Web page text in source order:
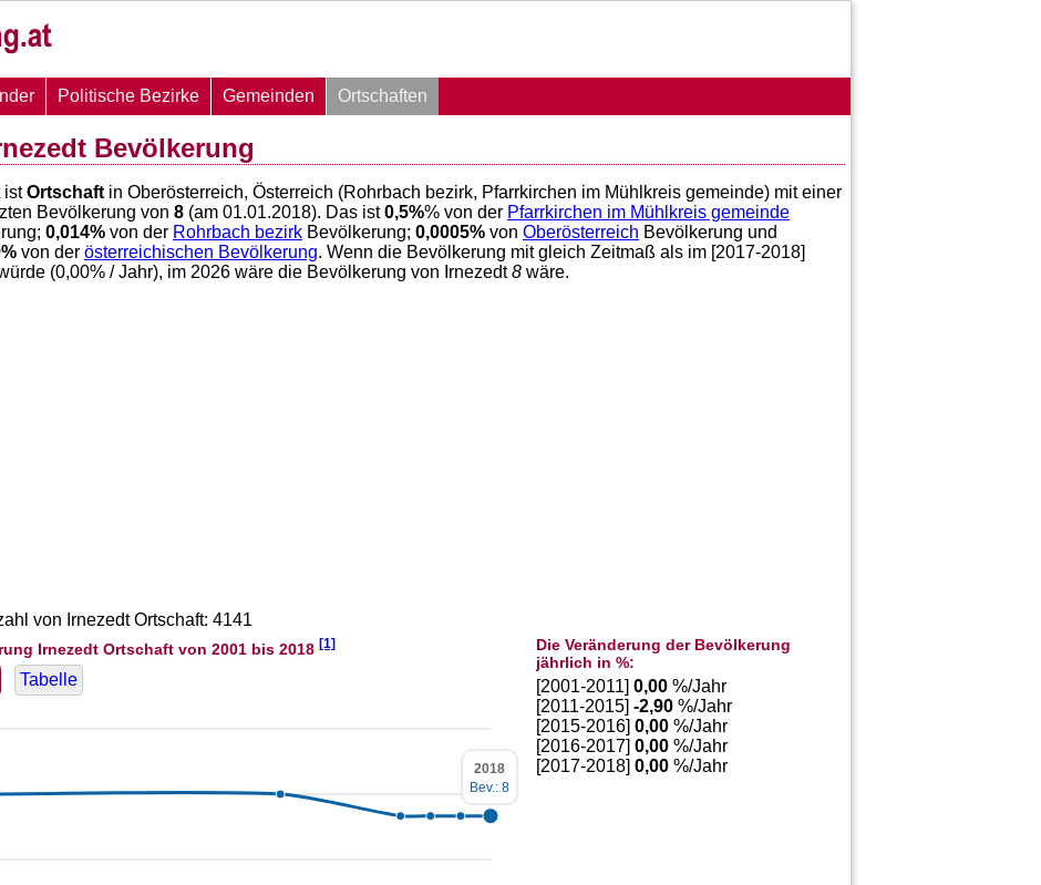
Politische Bezirke Gemeinden
Ortschaften
Bevölkerung
istOrtschaft in Oberösterreich, Österreich (Rohrbach bezirk, Pfarrkirchen im Mühlkreis gemeinde) mit einer
Bevölkerung von 8 (am 01.01.2018). Das ist0,5%% von der Pfarrkirchen im Mühlkreis gemeinde
0,014% von der Rohrbach bezirk Bevölkerung; 0,0005% von Oberösterreich Bevölkerung und
% von der österreichischen Bevölkerung. Wenn die Bevölkerung mit gleich Zeitmaß als im [2017-2018]
(0,00% / Jahr), im 2026 wäre die Bevölkerung von Irnezedt8 wäre.
von Irnezedt Ortschaft: 4141
Irnezedt Ortschaft von 2001 bis 2018 [1]
Tabelle
2018
Bev.: 8
Die Veränderung der Bevölkerung
jährlich in %:
[2001-2011]0,00 %/Jahr
[2011-2015]-2,90 %/Jahr
[2015-2016]0,00 %/Jahr
[2016-2017]0,00 %/Jahr
[2017-2018]0,00 %/Jahr